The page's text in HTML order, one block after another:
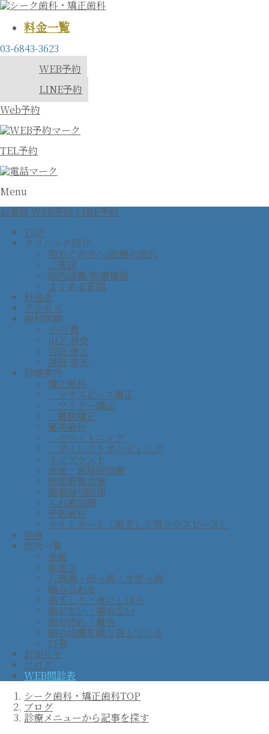
料金一覧
03-6843-3623
WEB予約
LINE予約
Web予約
TEL予約
Menu
お電話WEB予約 LINE予約
TOP
クリニック紹介
初めての方へ/診療の流れ
ご挨拶
院内設備/医療機器
よくある質問
料金表
アクセス
歯科医師
小川 貴
山下 恭史
吉田 徳之
原田 泰光
診療案内
矯正歯科
マウスピース矯正
ワイヤー矯正
裏側矯正
審美歯科
ホワイトニング
ダイレクトボンディング
インプラント
虫歯・歯周病治療
精密根管治療
歯根端切除術
入れ歯治療
予防歯科
ナイトガード（歯ぎしり用マウスピース）
症例
症状一覧
虫歯
歯並び
八重歯・出っ歯・すきっ歯
噛み合わせ
歯ぎしり・食いしばり
歯がない・噛めない
歯の汚れ・着色
歯の治療を繰り返している
口臭
お知らせ
ブログ
WEB問診表
シーク歯科・矯正歯科TOP
ブログ
診療メニューから記事を探す